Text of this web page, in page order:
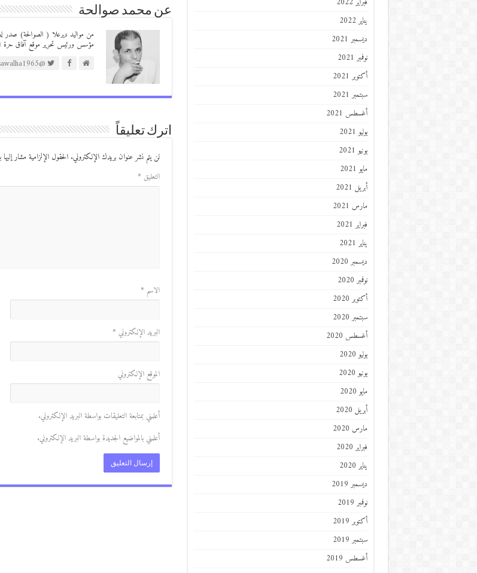
عن محمد صوالحة
مؤسس ورئيس تحرير موقع آفاق حرة
@https://twitter.com/sawalha1965
اترك تعليقاً
لن يتم نشر عنوان بريدك الإلكتروني. الحقول الإلزامية مشار إليها
التعليق *
الاسم *
البريد الإلكتروني *
الموقع الإلكتروني
أعلمني بمتابعة التعليقات بواسطة البريد الإلكتروني.
أعلمني بالمواضيع الجديدة بواسطة البريد الإلكتروني.
يناير 2022
ديسمبر 2021
نوفمبر 2021
أكتوبر 2021
سبتمبر 2021
أغسطس 2021
يوليو 2021
يونيو 2021
مايو 2021
أبريل 2021
مارس 2021
فبراير 2021
يناير 2021
ديسمبر 2020
نوفمبر 2020
أكتوبر 2020
سبتمبر 2020
أغسطس 2020
يوليو 2020
يونيو 2020
مايو 2020
أبريل 2020
مارس 2020
فبراير 2020
يناير 2020
ديسمبر 2019
نوفمبر 2019
أكتوبر 2019
سبتمبر 2019
أغسطس 2019